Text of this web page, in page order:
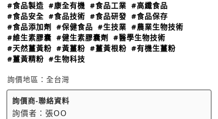
#食品製造 #康全有機 #食品工業 #高纖食品
#食品安全 #食品技術 #食品研發 #食品保存
#食品添加劑
#保健食品 #生技業 #農業生物技術
#維生素膠囊 #健生素膠囊劑
#醫學生物技術
#天然薑黃粉 #黃薑粉 #薑黃根粉 #有機生薑粉
#薑黃精粉 #生物科技
詢價地區： 全台灣
詢價商-聯絡資料
詢價者： 張OO